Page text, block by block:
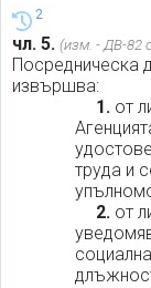
2
чл. 5. (изм. - ДВ-82
Посредническа
извършва:
1.от
труда и
2.от